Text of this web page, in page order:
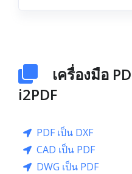
เครื่องมือ
i2PDF
PDF เป็น DXF
CAD เป็น PDF
DWG เป็น PDF